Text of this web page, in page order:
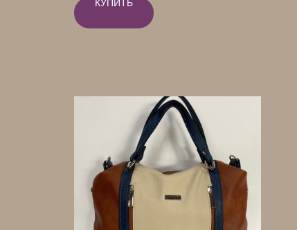
КУПИТЬ